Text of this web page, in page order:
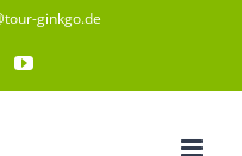
ginkgo.de
YouTube